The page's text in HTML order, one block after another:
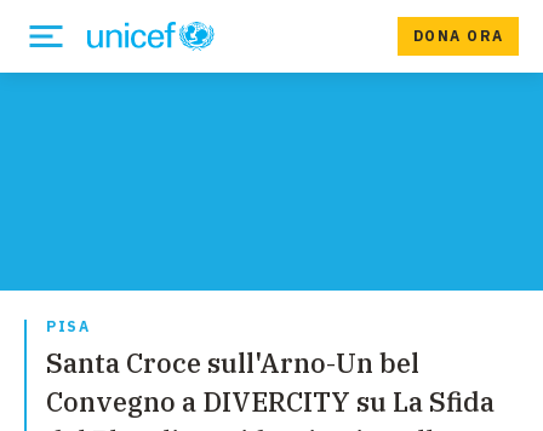
DONA ORA
PISA
Santa Croce sull'Arno-Un bel
Convegno a DIVERCITY su La Sfida